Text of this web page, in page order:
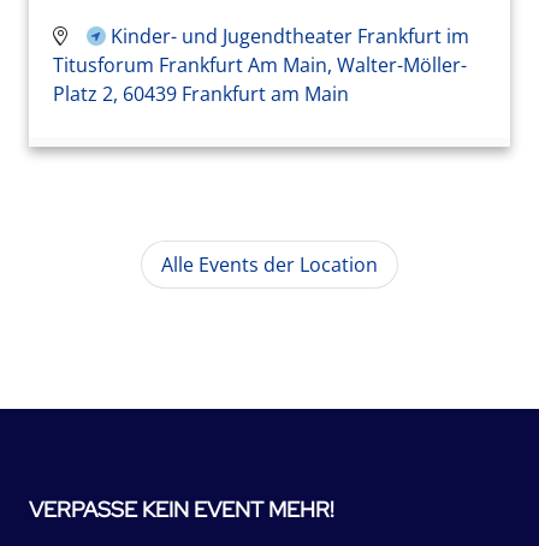
Kinder- und Jugendtheater Frankfurt im
Titusforum Frankfurt Am Main, Walter-Möller-
Platz 2, 60439 Frankfurt am Main
Alle Events der Location
VERPASSE KEIN EVENT MEHR!